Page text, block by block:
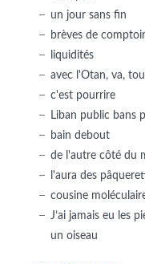
un jour sans fin
brèves de
liquidités
avec l'Otan, va,
c'est pourrire
Liban public bans
bain debout
de l'autre côté du
l'aura des
cousine
J’ai jamais eu les
un oiseau